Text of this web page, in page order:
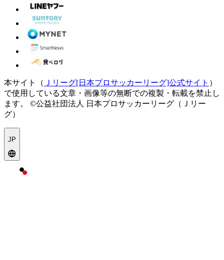
本サイト（ Ｊリーグ[日本プロサッカーリーグ]公式サイト ）
で使用している文章・画像等の無断での複製・転載を禁止し
ます。
©公益社団法人 日本プロサッカーリーグ（Ｊリー
グ）
JP